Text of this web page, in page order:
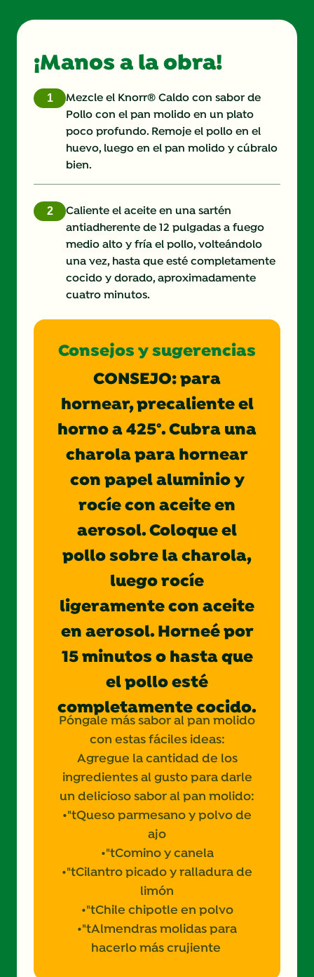
Fat (g)
Fibre (g) 1.0 g
¡Manos a la obra!
Mezcle el Knorr® Caldo con sabor de
Pollo con el pan molido en un plato
poco profundo. Remoje el pollo en el
huevo, luego en el pan molido y cúbralo
bien.
Caliente el aceite en una sartén
antiadherente de 12 pulgadas a fuego
medio alto y fría el pollo, volteándolo
una vez, hasta que esté completamente
cocido y dorado, aproximadamente
cuatro minutos.
Consejos y sugerencias
CONSEJO: para
hornear, precaliente el
horno a 425°. Cubra una
charola para hornear
con papel aluminio y
rocíe con aceite en
aerosol. Coloque el
pollo sobre la charola,
luego rocíe
ligeramente con aceite
en aerosol. Horneé por
15 minutos o hasta que
el pollo esté
completamente cocido.
Póngale más sabor al pan molido
con estas fáciles ideas:
Agregue la cantidad de los
ingredientes al gusto para darle
un delicioso sabor al pan molido:
•"tQueso parmesano y polvo de
ajo
•"tComino y canela
•"tCilantro picado y ralladura de
limón
•"tChile chipotle en polvo
•"tAlmendras molidas para
hacerlo más crujiente